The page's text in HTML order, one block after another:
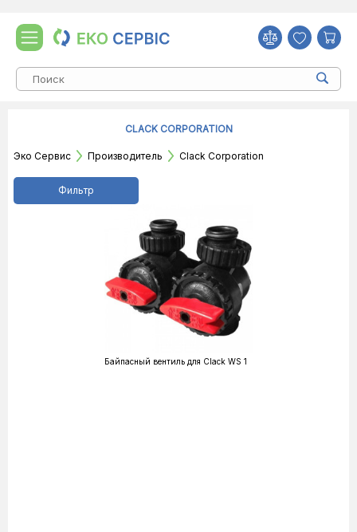
CLACK CORPORATION
Эко Сервис Производитель Clack Corporation
Фильтр
Байпасный вентиль для Clack WS 1